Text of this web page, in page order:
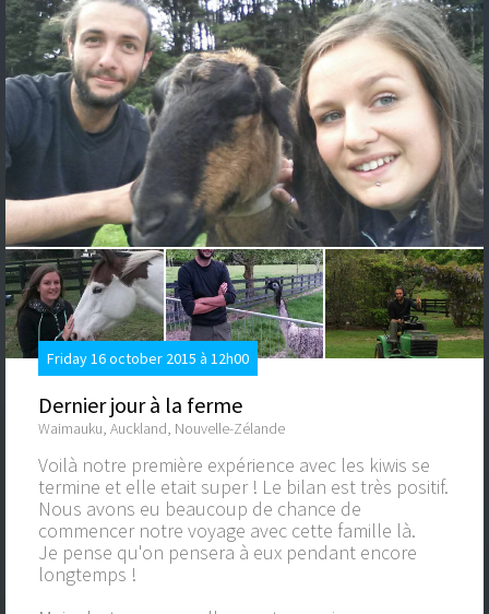
Friday 16 october 2015 à 12h00
Dernier jour à la ferme
Waimauku, Auckland, Nouvelle-Zélande
Voilà notre première expérience avec les kiwis se
termine et elle etait super ! Le bilan est très positif.
Nous avons eu beaucoup de chance de
commencer notre voyage avec cette famille là.
Je pense qu'on pensera à eux pendant encore
longtemps !